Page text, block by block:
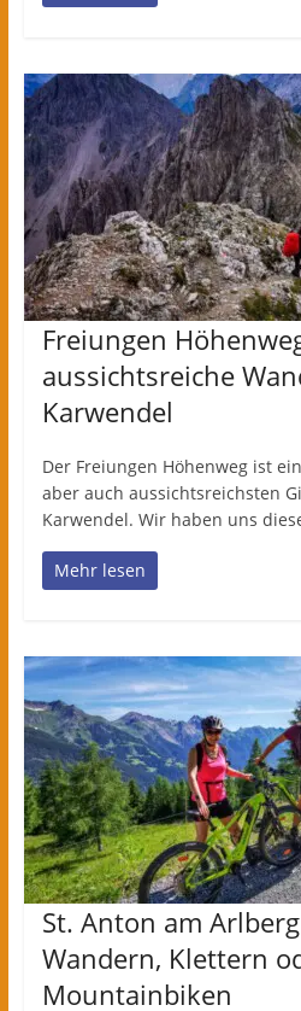
Freiungen
aussichtsreiche
Karwendel
Der Freiungen Höhenweg ist
aber auch aussichtsreichsten
Karwendel. Wir haben uns
Mehr lesen
St. Anton am
Wandern, Klettern
Mountainbiken